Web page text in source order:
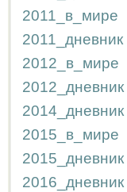
2011_в_мире
2011_дневник
2012_в_мире
2012_дневник
2014_дневник
2015_в_мире
2015_дневник
2016_дневник